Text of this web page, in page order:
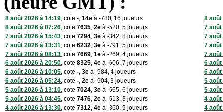
8 août 2026 à 14:19, cote -, 14e à -780, 16 joueurs
8 août
8 août 2026 à 07:26, cote 7635, 2e à -520, 5 joueurs
7 août
7 août 2026 à 15:43, cote 7294, 3e à -342, 8 joueurs
7 août
7 août 2026 à 13:31, cote 6232, 3e à -791, 5 joueurs
7 août
7 août 2026 à 08:13, cote 7669, 1e à -269, 4 joueurs
7 août
6 août 2026 à 20:50, cote 8325, 4e à -606, 7 joueurs
6 août
6 août 2026 à 10:05, cote -, 3e à -984, 4 joueurs
6 août
6 août 2026 à 05:24, cote -, 2e à -904, 3 joueurs
5 août
5 août 2026 à 13:10, cote 7024, 3e à -565, 6 joueurs
5 août
5 août 2026 à 04:45, cote 7476, 2e à -513, 3 joueurs
4 août
4 août 2026 à 13:30, cote 7312, 4e à -360, 9 joueurs
4 août